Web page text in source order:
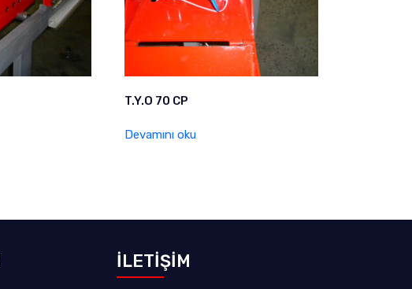
T.Y.O 70 CP
Devamını oku
İLETİŞİM